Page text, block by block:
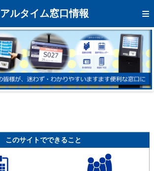
ルタイム窓口情報
ダー
雑状況
付番号状況
このサイトでできること